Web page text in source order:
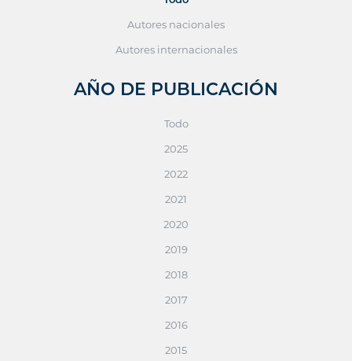
Autores nacionales
Autores internacionales
AÑO DE PUBLICACIÓN
Todo
2025
2022
2021
2020
2019
2018
2017
2016
2015